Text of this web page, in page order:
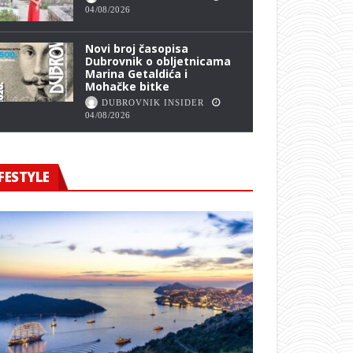
04/08/2026
Novi broj časopisa
Dubrovnik o obljetnicama
Marina Getaldića i
Mohačke bitke
DUBROVNIK INSIDER
04/08/2026